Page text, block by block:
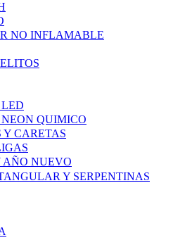
NO INFLAMABLE
QUIMICO
CARETAS
NUEVO
Y SERPENTINAS